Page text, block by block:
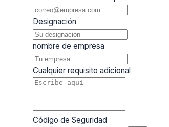
Designación
nombre de empresa
Cualquier requisito adicional
Código de Seguridad